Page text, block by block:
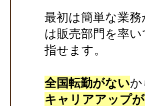
最初は簡単な業
は販売部門を率
指せます。
全国転勤がない
キャリアアップ